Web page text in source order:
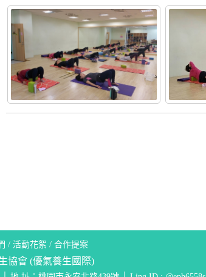
/ 活動花絮 / 合作提案
協會 (優氣養生國際)